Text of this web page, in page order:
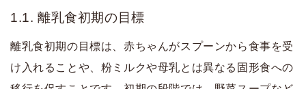
1.1. 離乳食初期の目標
離乳食初期の目標は、赤ちゃんがスプーンから食事を受
け入れることや、粉ミルクや母乳とは異なる固形食への